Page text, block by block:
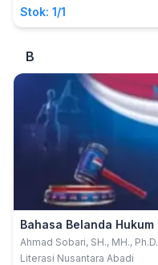
berlakunya UU Cipta
Kerja
Stok: 1/1
B
Bahasa Belanda Hukum
Ahmad Sobari, SH., MH., Ph.D.
Literasi Nusantara Abadi